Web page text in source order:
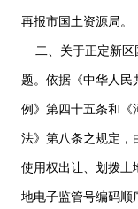
再报市国土资源局。
二、关于正定新区
题。依据《中华人民
例》第四十五条和《
法》第八条之规定，
使用权出让、划拨土
地电子监管号编码顺